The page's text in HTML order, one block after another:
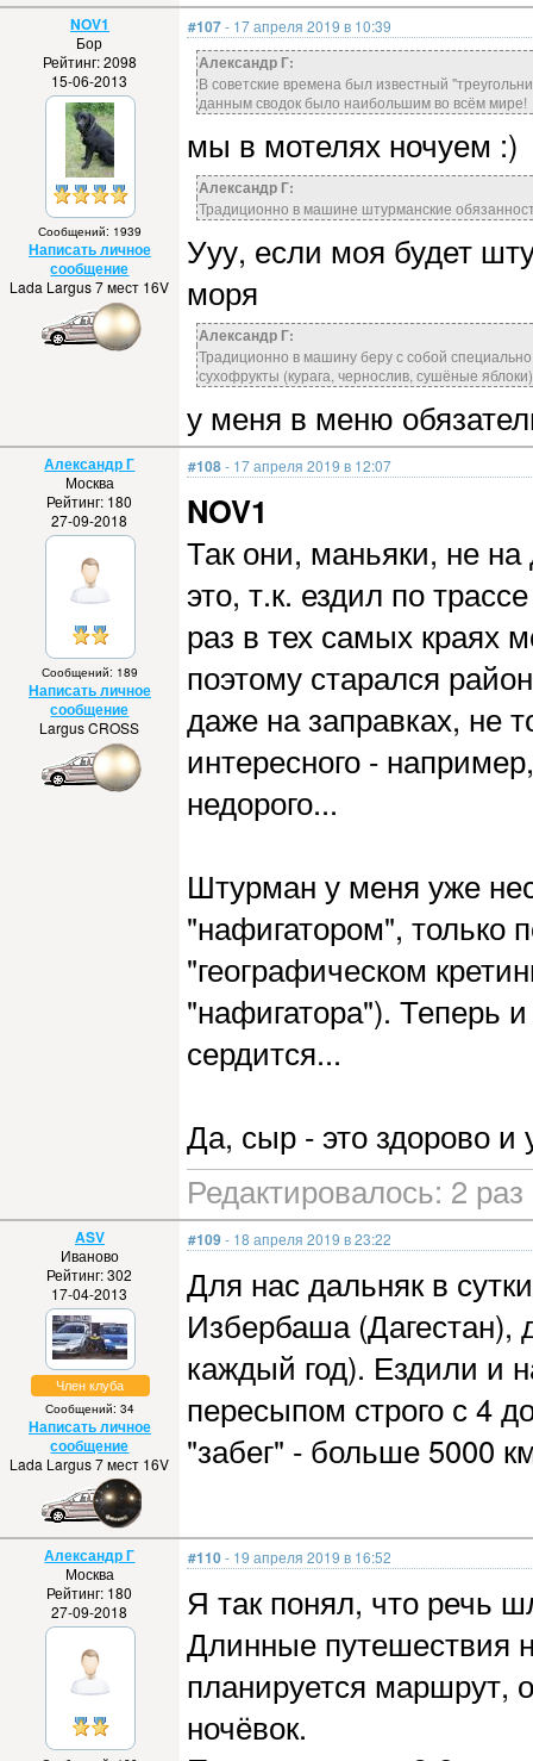
NOV1
Бор
Рейтинг: 2098
15-06-2013
Сообщений: 1939
Написать личное
сообщение
Lada Largus 7 мест 16V
#107- 17 апреля 2019 в 10:39
Александр Г:
В советские времена был известный
данным сводок было наибольшим во всём мире!
мы в мотелях ночуем :)
Александр Г:
Традиционно в машине штурманские
Ууу, если моя будет
моря
Александр Г:
Традиционно в машину беру с собой
сухофрукты (курага, чернослив, сушёные
у меня в меню
Александр Г
Москва
Рейтинг: 180
27-09-2018
Сообщений: 189
Написать личное
сообщение
Largus CROSS
#108- 17 апреля 2019 в 12:07
NOV1
Так они, маньяки, не
это, т.к. ездил по
раз в тех самых краях
поэтому старался
даже на заправках, не
интересного -
недорого...
Штурман у меня уже
"нафигатором", только
"географическом
"нафигатора"). Теперь
сердится...
Да, сыр - это здорово и
Редактировалось: 2
ASV
Иваново
Рейтинг: 302
17-04-2013
Член клуба
Сообщений: 34
Написать личное
сообщение
Lada Largus 7 мест 16V
#109- 18 апреля 2019 в 23:22
Для нас дальняк в
Избербаша (Дагестан),
каждый год). Ездили и
пересыпом строго с 4
"забег" - больше 5000
Александр Г
Москва
Рейтинг: 180
27-09-2018
#110- 19 апреля 2019 в 16:52
Я так понял, что речь
Длинные путешествия
планируется маршрут,
ночёвок.